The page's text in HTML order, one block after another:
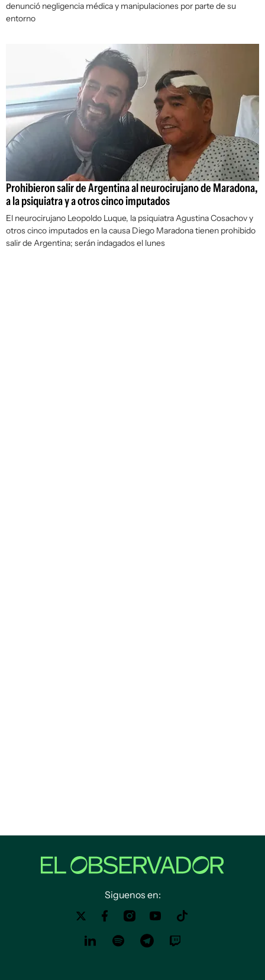
denunció negligencia médica y manipulaciones por parte de su
entorno
Prohibieron salir de Argentina al neurocirujano de Maradona,
a la psiquiatra y a otros cinco imputados
El neurocirujano Leopoldo Luque, la psiquiatra Agustina Cosachov y
otros cinco imputados en la causa Diego Maradona tienen prohibido
salir de Argentina; serán indagados el lunes
Siguenos en: